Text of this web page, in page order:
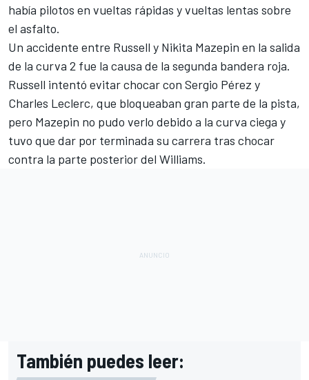
había pilotos en vueltas rápidas y vueltas lentas sobre
el asfalto.
Un accidente entre Russell y Nikita Mazepin en la salida
de la curva 2 fue la causa de la segunda bandera roja.
Russell intentó evitar chocar con Sergio Pérez y
Charles Leclerc, que bloqueaban gran parte de la pista,
pero Mazepin no pudo verlo debido a la curva ciega y
tuvo que dar por terminada su carrera tras chocar
contra la parte posterior del Williams.
También puedes leer: